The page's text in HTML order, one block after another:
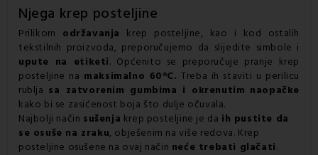
Njega krep posteljine
Prilikom održavanja krep posteljine, kao i kod ostalih
tekstilnih proizvoda, preporučujemo da slijedite simbole i
upute na etiketi. Općenito se preporučuje pranje krep
posteljine na maksimalno 60°C. Treba ih staviti u perilicu
rublja sa zatvorenim gumbima i okrenutim naopačke
kako bi se zasićenost boja što dulje očuvala.
Najbolji način sušenja krep posteljine je da ih pustite da
se osuše na zraku, obješenim na više redova. Krep
posteljine osušene na ovaj način neće trebati glačati.